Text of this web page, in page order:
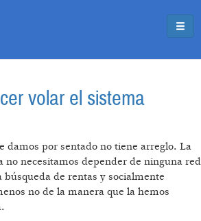
volar el sistema
damos por sentado no tiene arreglo. La
no necesitamos depender de ninguna red
de rentas y socialmente
no de la manera que la hemos